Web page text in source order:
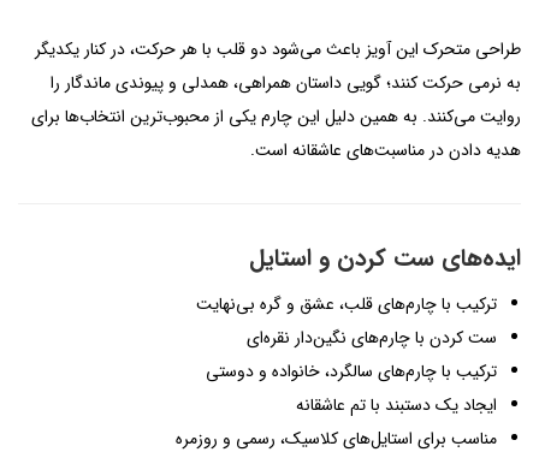
طراحی متحرک این آویز باعث می‌شود دو قلب با هر حرکت، در کنار یکدیگر
به نرمی حرکت کنند؛ گویی داستان همراهی، همدلی و پیوندی ماندگار را
روایت می‌کنند. به همین دلیل این چارم یکی از محبوب‌ترین انتخاب‌ها برای
هدیه دادن در مناسبت‌های عاشقانه است.
ایده‌های ست کردن و استایل
ترکیب با چارم‌های قلب، عشق و گره بی‌نهایت
ست کردن با چارم‌های نگین‌دار نقره‌ای
ترکیب با چارم‌های سالگرد، خانواده و دوستی
ایجاد یک دستبند با تم عاشقانه
مناسب برای استایل‌های کلاسیک، رسمی و روزمره